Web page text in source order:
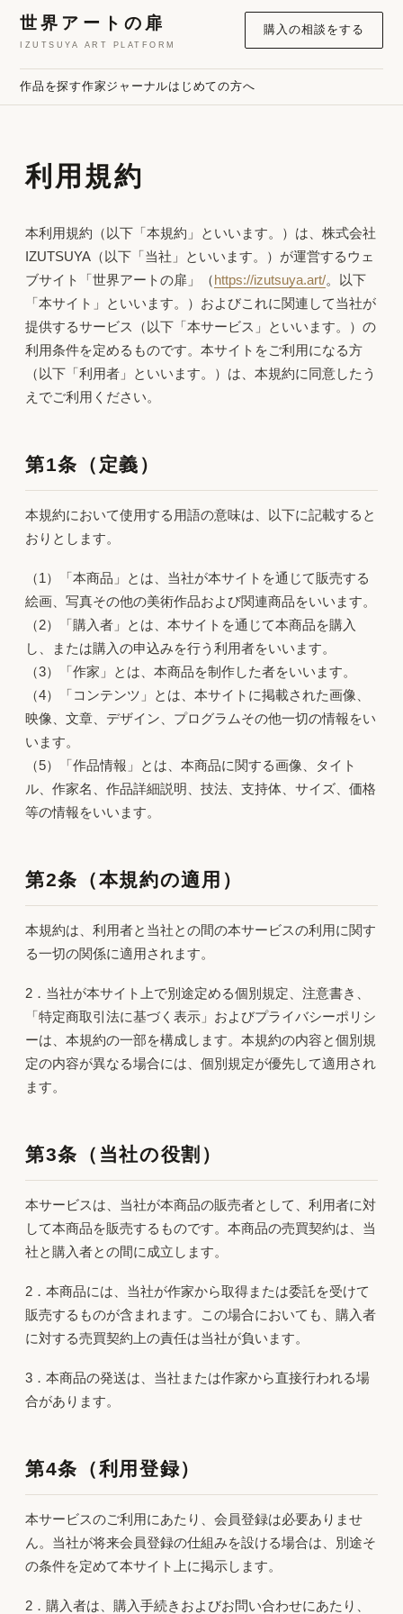
世界アートの扉
IZUTSUYA ART PLATFORM
作品を探す作家ジャーナルはじめての方へ
購入の相談をする
利用規約
本利用規約（以下「本規約」といいます。）は、株式会社
IZUTSUYA（以下「当社」といいます。）が運営するウェ
ブサイト「世界アートの扉」（https://izutsuya.art/。以下
「本サイト」といいます。）およびこれに関連して当社が
提供するサービス（以下「本サービス」といいます。）の
利用条件を定めるものです。本サイトをご利用になる方
（以下「利用者」といいます。）は、本規約に同意したう
えでご利用ください。
第1条（定義）
本規約において使用する用語の意味は、以下に記載すると
おりとします。
（1）「本商品」とは、当社が本サイトを通じて販売する
絵画、写真その他の美術作品および関連商品をいいます。
（2）「購入者」とは、本サイトを通じて本商品を購入
し、または購入の申込みを行う利用者をいいます。
（3）「作家」とは、本商品を制作した者をいいます。
（4）「コンテンツ」とは、本サイトに掲載された画像、
映像、文章、デザイン、プログラムその他一切の情報をい
います。
（5）「作品情報」とは、本商品に関する画像、タイト
ル、作家名、作品詳細説明、技法、支持体、サイズ、価格
等の情報をいいます。
第2条（本規約の適用）
本規約は、利用者と当社との間の本サービスの利用に関す
る一切の関係に適用されます。
2．当社が本サイト上で別途定める個別規定、注意書き、
「特定商取引法に基づく表示」およびプライバシーポリシ
ーは、本規約の一部を構成します。本規約の内容と個別規
定の内容が異なる場合には、個別規定が優先して適用され
ます。
第3条（当社の役割）
本サービスは、当社が本商品の販売者として、利用者に対
して本商品を販売するものです。本商品の売買契約は、当
社と購入者との間に成立します。
2．本商品には、当社が作家から取得または委託を受けて
販売するものが含まれます。この場合においても、購入者
に対する売買契約上の責任は当社が負います。
3．本商品の発送は、当社または作家から直接行われる場
合があります。
第4条（利用登録）
本サービスのご利用にあたり、会員登録は必要ありませ
ん。当社が将来会員登録の仕組みを設ける場合は、別途そ
の条件を定めて本サイト上に掲示します。
2．購入者は、購入手続きおよびお問い合わせにあたり、